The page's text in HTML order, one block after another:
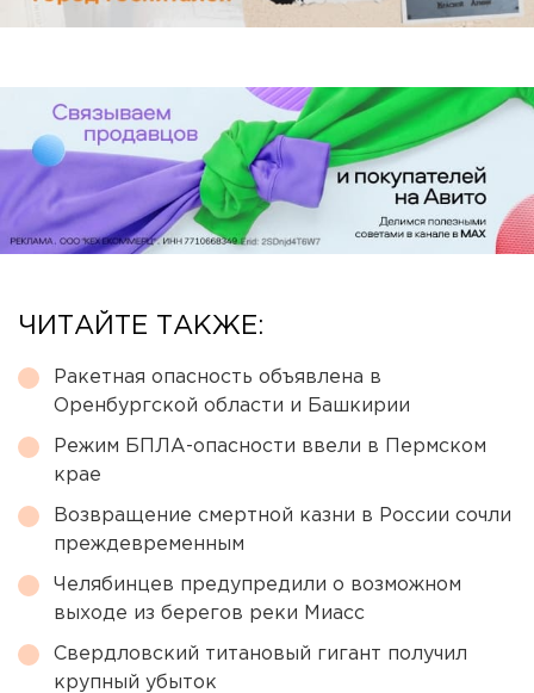
ЧИТАЙТЕ ТАКЖЕ:
Ракетная опасность объявлена в
Оренбургской области и Башкирии
Режим БПЛА-опасности ввели в Пермском
крае
Возвращение смертной казни в России сочли
преждевременным
Челябинцев предупредили о возможном
выходе из берегов реки Миасс
Свердловский титановый гигант получил
крупный убыток